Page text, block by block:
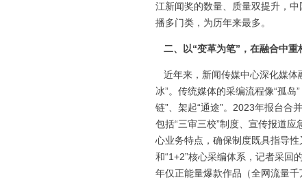
江新闻奖的数量、质量双提升，
播多门类，为历年来最多。
二、以“变革为笔”，在融合中重
近年来，新闻传媒中心深化媒体
冰”。传统媒体的采编流程像“孤
链”、架起“通途”。2023年报台合
包括“三审三校”制度、宣传报道
心业务特点，确保制度既具指导
和“1+2”核心采编体系，记者采回
年仅正能量爆款作品（全网流量千